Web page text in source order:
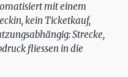
mit einem
kein Ticketkauf,
Strecke,
fliessen in die